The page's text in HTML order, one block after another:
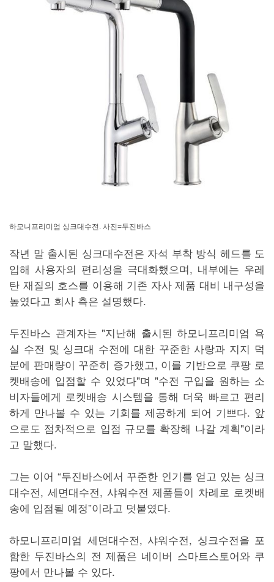
하모니프리미엄 싱크대수전. 사진=두진바스
작년 말 출시된 싱크대수전은 자석 부착 방식 헤드를 도
입해 사용자의 편리성을 극대화했으며, 내부에는 우레
탄 재질의 호스를 이용해 기존 자사 제품 대비 내구성을
높였다고 회사 측은 설명했다.
두진바스 관계자는 "지난해 출시된 하모니프리미엄 욕
실 수전 및 싱크대 수전에 대한 꾸준한 사랑과 지지 덕
분에 판매량이 꾸준히 증가했고, 이를 기반으로 쿠팡 로
켓배송에 입점할 수 있었다"며 "수전 구입을 원하는 소
비자들에게 로켓배송 시스템을 통해 더욱 빠르고 편리
하게 만나볼 수 있는 기회를 제공하게 되어 기쁘다. 앞
으로도 점차적으로 입점 규모를 확장해 나갈 계획"이라
고 말했다.
그는 이어 “두진바스에서 꾸준한 인기를 얻고 있는 싱크
대수전, 세면대수전, 샤워수전 제품들이 차례로 로켓배
송에 입점될 예정”이라고 덧붙였다.
하모니프리미엄 세면대수전, 샤워수전, 싱크수전을 포
함한 두진바스의 전 제품은 네이버 스마트스토어와 쿠
팡에서 만나볼 수 있다.